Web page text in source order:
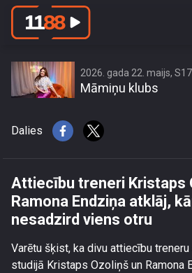
Attiecību treneri
2026. gada 22. maijs,
Māmiņu klubs
Dalies
Attiecību treneri Kristaps
Ramona Endziņa atklāj,
nesadzird viens otru
Varētu šķist, ka divu attiecību
studijā Kristaps Ozoliņš un Ramona